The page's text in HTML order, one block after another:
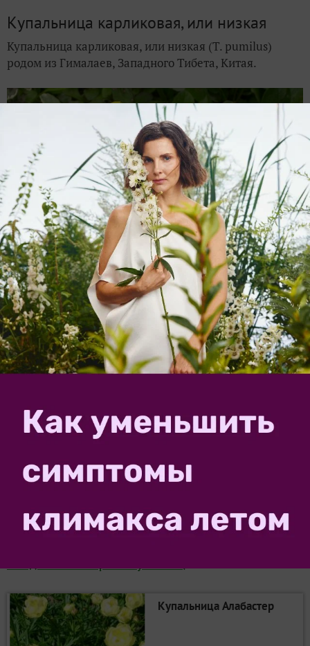
Купальница карликовая, или низкая
Купальница карликовая, или низкая (T. pumilus)
родом из Гималаев, Западного Тибета, Китая.
Многолетник компактной формы (высотой до 30 см и
см. Цветки темно-желтые (часто — красные) или
пурпурно-малиновые снаружи, диаметром 2-3,5 см.
Выбирайте семена и саженцы купальниц в нашем
каталоге, где собраны предложения крупных
Купальница Алабастер